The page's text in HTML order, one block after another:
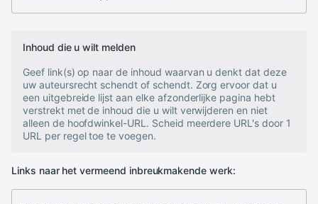
Inhoud die u wilt melden
Geef link(s) op naar de inhoud waarvan u denkt dat deze
uw auteursrecht schendt of schendt. Zorg ervoor dat u
een uitgebreide lijst aan elke afzonderlijke pagina hebt
verstrekt met de inhoud die u wilt verwijderen en niet
alleen de hoofdwinkel-URL. Scheid meerdere URL's door 1
URL per regel toe te voegen.
Links naar het vermeend inbreukmakende werk: